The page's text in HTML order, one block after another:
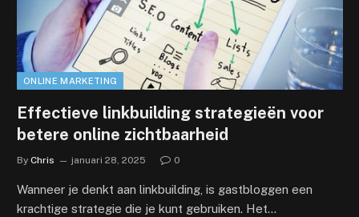
ONLINE MARKETING
Effectieve linkbuilding strategieën voor
betere online zichtbaarheid
By Chris januari 28, 2025 0
Wanneer je denkt aan linkbuilding, is gastbloggen een
krachtige strategie die je kunt gebruiken. Het…